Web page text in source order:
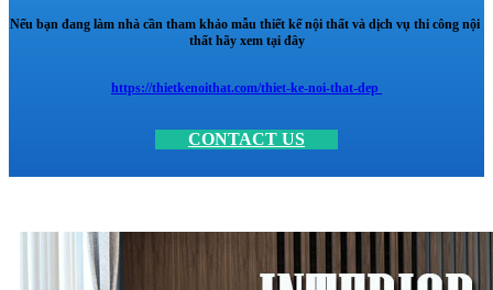
Nếu bạn đang làm nhà cần tham khảo mẫu thiết kế nội thất và dịch vụ thi công nội
thất hãy xem tại đây
https://thietkenoithat.com/thiet-ke-noi-that-dep
CONTACT US